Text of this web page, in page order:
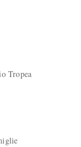
Tropea